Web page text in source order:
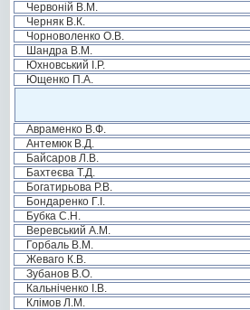
Червоній В.М.
Черняк В.К.
Чорноволенко О.В.
Шандра В.М.
Юхновський І.Р.
Ющенко П.А.
Авраменко В.Ф.
Антемюк В.Д.
Байсаров Л.В.
Бахтеєва Т.Д.
Богатирьова Р.В.
Бондаренко Г.І.
Бубка С.Н.
Веревський А.М.
Горбаль В.М.
Жеваго К.В.
Зубанов В.О.
Кальніченко І.В.
Клімов Л.М.